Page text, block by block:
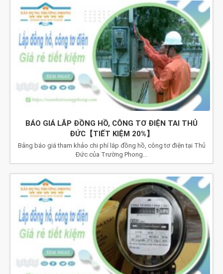
BÁO GIÁ LẮP ĐỒNG HỒ, CÔNG TƠ ĐIỆN TAI THỦ
ĐỨC【TIẾT KIỆM 20%】
Bảng báo giá tham khảo chi phí lắp đồng hồ, công tơ điện tại Thủ
Đức của Trường Phong...